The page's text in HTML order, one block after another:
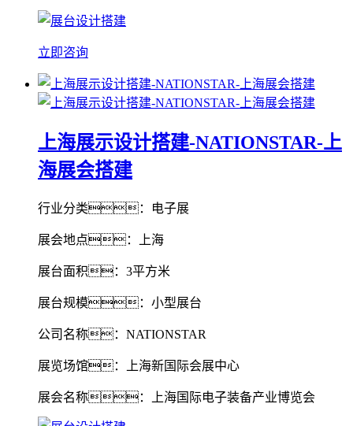
立即咨询
上海展示设计搭建-NATIONSTAR-上
海展会搭建
行业分类：电子展
展会地点：上海
展台面积：3平方米
展台规模：小型展台
公司名称：NATIONSTAR
展览场馆：上海新国际会展中心
展会名称：上海国际电子装备产业博览会